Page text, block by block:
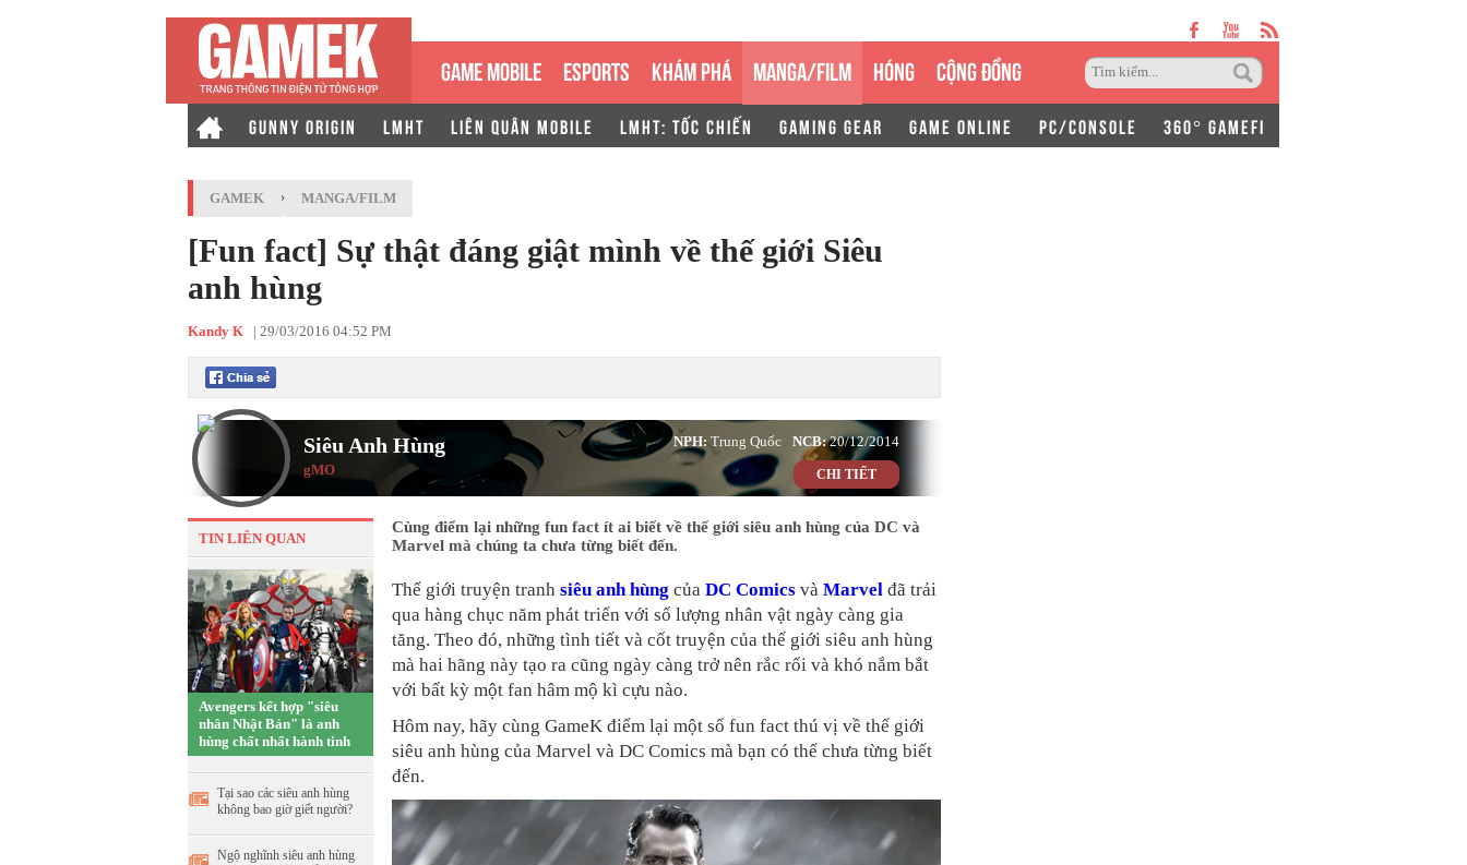
GAME MOBILE ESPORTS KHÁM PHÁ MANGA/FILM HÓNG CỘNG ĐỒNG
GUNNY ORIGIN LMHT LIÊN QUÂN MOBILE LMHT: TỐC CHIẾN GAMING GEAR GAME ONLINE PC/CONSOLE 360° GAMEFI
GAMEK › MANGA/FILM
[Fun fact] Sự thật đáng giật mình về thế giới Siêu
anh hùng
Kandy K | 29/03/2016 04:52 PM
Siêu Anh Hùng
gMO
20/12/2014
NCB:
Trung Quốc
NPH:
CHI TIẾT
TIN LIÊN QUAN
Avengers kết hợp "siêu
nhân Nhật Bản" là anh
hùng chất nhất hành tinh
Tại sao các siêu anh hùng
không bao giờ giết người?
Ngộ nghĩnh siêu anh hùng
Cùng điểm lại những fun fact ít ai biết về thế giới siêu anh hùng của DC và
Marvel mà chúng ta chưa từng biết đến.
Thế giới truyện tranh siêu anh hùng của DC Comics và Marvel đã trải
qua hàng chục năm phát triển với số lượng nhân vật ngày càng gia
tăng. Theo đó, những tình tiết và cốt truyện của thế giới siêu anh hùng
mà hai hãng này tạo ra cũng ngày càng trở nên rắc rối và khó nắm bắt
với bất kỳ một fan hâm mộ kì cựu nào.
Hôm nay, hãy cùng GameK điểm lại một số fun fact thú vị về thế giới
siêu anh hùng của Marvel và DC Comics mà bạn có thể chưa từng biết
đến.